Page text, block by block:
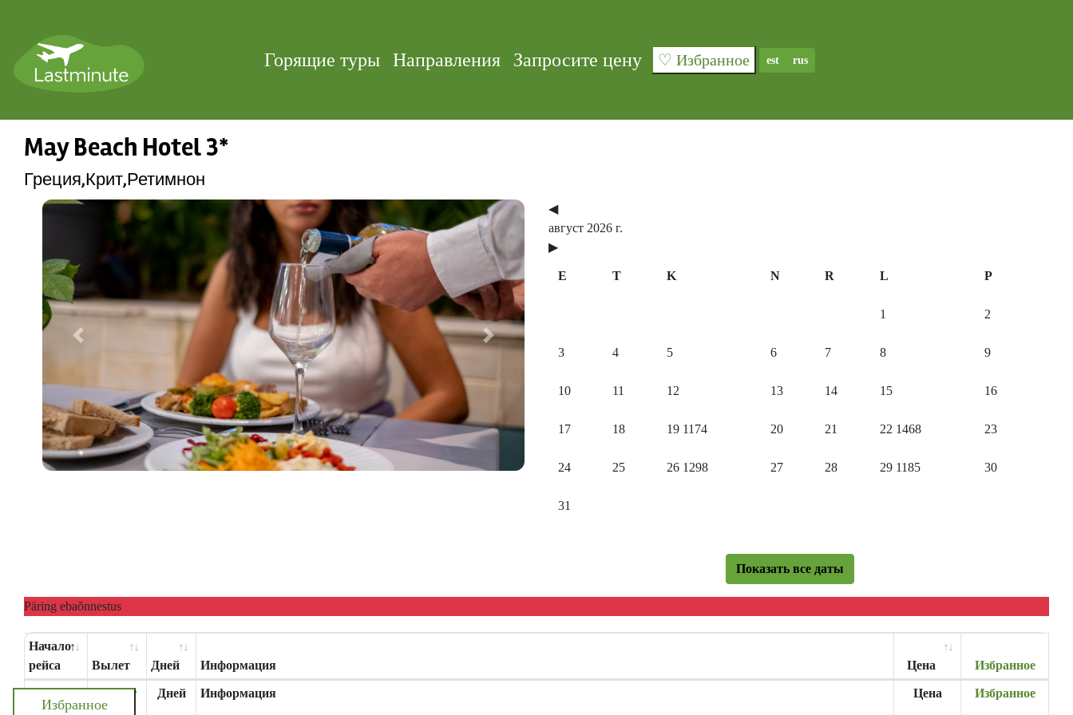
Горящие туры Направления Запросите цену ♡ Избранное est rus
May Beach Hotel 3*
Греция,Крит,Ретимнон
Previous Next
◀
август 2026 г.
▶
E T K N R L P
1 2
3 4 5 6 7 8 9
10 11 12 13 14 15 16
17 18 19 1174 20 21 22 1468 23
24 25 26 1298 27 28 29 1185 30
31
Показать все даты
Päring ebaõnnestus
Начало
рейса
Вылет Дней Информация Цена Избранное
Начало
рейса
Вылет Дней Информация Цена Избранное
Избранное